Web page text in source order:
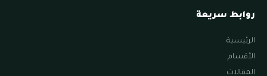
روابط سريعة
الرئيسية
الأقسام
المقالات